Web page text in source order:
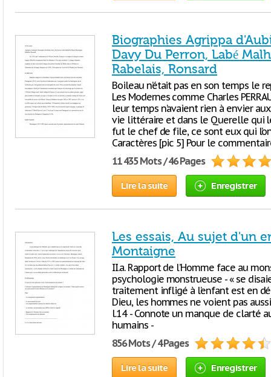
Biographies Agrippa
Davy Du Perron, Labé
Rabelais, Ronsard
Boileau n’était pas en son temps le
Les Modernes comme Charles
leur temps n’avaient rien à envier
vie littéraire et dans le Querelle qui
fut le chef de file, ce sont eux qui
Caractères [pic 5] Pour le
11 435 Mots / 46 Pages
Lire la suite Enregistrer
Les essais, Au sujet d'un
Montaigne
II.a. Rapport de l’Homme face au
psychologie monstrueuse - « se
traitement infligé à l’enfant est en
Dieu, les hommes ne voient pas
l.14 - Connote un manque de clarté
humains -
856 Mots / 4 Pages
Lire la suite Enregistrer